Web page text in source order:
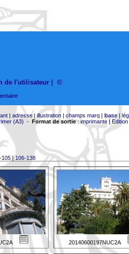
de l'utilisateur ©
| adresse|illustration| champs marq| lbase|
(A3) - Format de sortie:imprimante|
105|106-138
20140600197NUC2A